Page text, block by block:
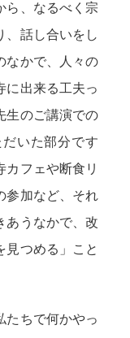
ら、なるべく宗
、話し合いをし
なかで、人々の
に出来る工夫っ
生のご講演での
だいた部分です
カフェや断食リ
参加など、それ
あうなかで、改
見つめる」こと
たちで何かやっ